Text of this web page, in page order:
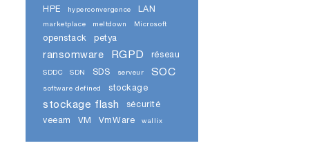
HPE hyperconvergence LAN
marketplace meltdown Microsoft
openstack petya
ransomware RGPD réseau
SDDC SDN SDS serveur SOC
software defined stockage
stockage flash
sécurité
veeam
VM VmWare wallix